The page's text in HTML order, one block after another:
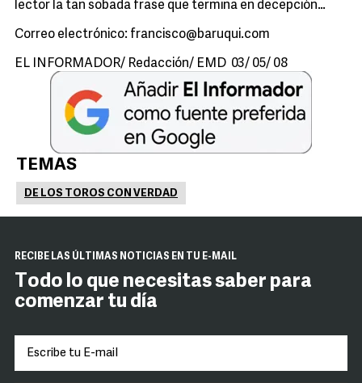
lector la tan sobada frase que termina en decepción…
Correo electrónico: francisco@baruqui.com
EL INFORMADOR/ Redacción/ EMD 03/ 05/ 08
TEMAS
DE LOS TOROS CON VERDAD
RECIBE LAS ÚLTIMAS NOTICIAS EN TU E-MAIL
Todo lo que necesitas saber para
comenzar tu día